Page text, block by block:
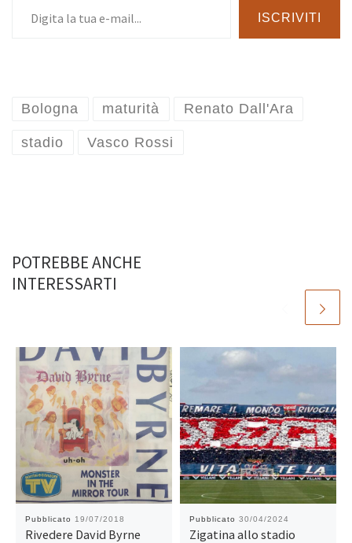
ISCRIVITI
Bologna maturità Renato Dall'Ara
stadio Vasco Rossi
POTREBBE ANCHE
INTERESSARTI
Pubblicato 19/07/2018
Rivedere David Byrne
Pubblicato 30/04/2024
Zigatina allo stadio